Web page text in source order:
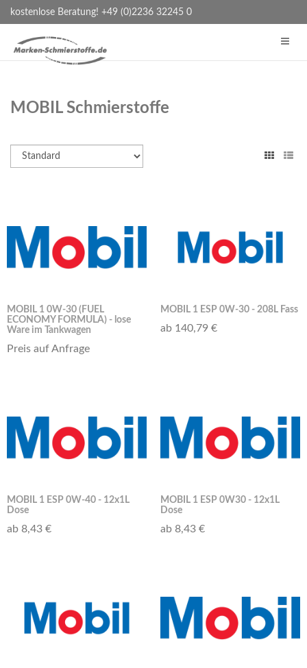
kostenlose Beratung! +49 (0)2236 32245 0
MOBIL Schmierstoffe
MOBIL 1 0W-30 (FUEL
ECONOMY FORMULA) - lose
Ware im Tankwagen
Preis auf Anfrage
MOBIL 1 ESP 0W-30 - 208L Fass
ab 140,79 €
MOBIL 1 ESP 0W-40 - 12x1L
Dose
ab 8,43 €
MOBIL 1 ESP 0W30 - 12x1L
Dose
ab 8,43 €